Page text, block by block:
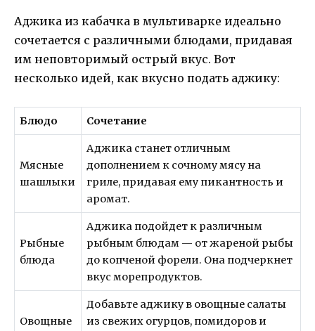
Аджика из кабачка в мультиварке идеально
сочетается с различными блюдами, придавая
им неповторимый острый вкус. Вот
несколько идей, как вкусно подать аджику:
Блюдо Сочетание
Мясные
шашлыки
Аджика станет отличным
дополнением к сочному мясу на
гриле, придавая ему пикантность и
аромат.
Рыбные
блюда
Аджика подойдет к различным
рыбным блюдам — от жареной рыбы
до копченой форели. Она подчеркнет
вкус морепродуктов.
Овощные
Добавьте аджику в овощные салаты
из свежих огурцов, помидоров и